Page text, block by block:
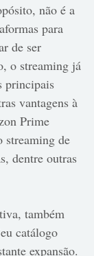
não é a
para
de ser
o streaming já
principais
vantagens à
Prime
streaming de
dentre outras
também
catálogo
expansão.